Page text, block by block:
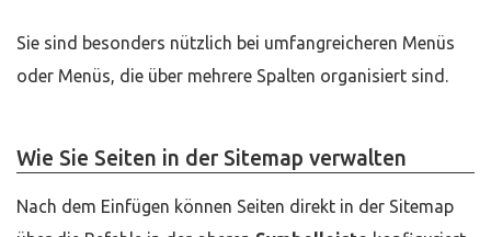
Sie sind besonders nützlich bei umfangreicheren Menüs
oder Menüs, die über mehrere Spalten organisiert sind.
Wie Sie Seiten in der Sitemap verwalten
Nach dem Einfügen können Seiten direkt in der Sitemap